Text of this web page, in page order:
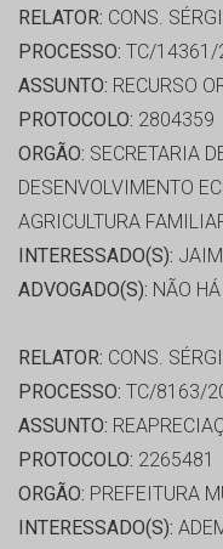
RELATOR: CONS.
PROCESSO: TC/14361/
ASSUNTO: RECURSO
PROTOCOLO: 2804359
ORGÃO: SECRETARIA
DESENVOLVIMENTO
AGRICULTURA
INTERESSADO(S):
ADVOGADO(S): NÃO HÁ
RELATOR: CONS.
PROCESSO: TC/8163/
ASSUNTO:
PROTOCOLO: 2265481
ORGÃO: PREFEITURA
INTERESSADO(S):